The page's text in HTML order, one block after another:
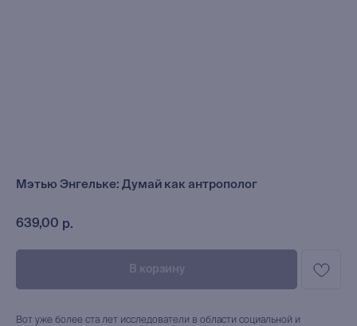
Мэтью Энгельке: Думай как антрополог
639,00 р.
В корзину
Вот уже более ста лет исследователи в области социальной и